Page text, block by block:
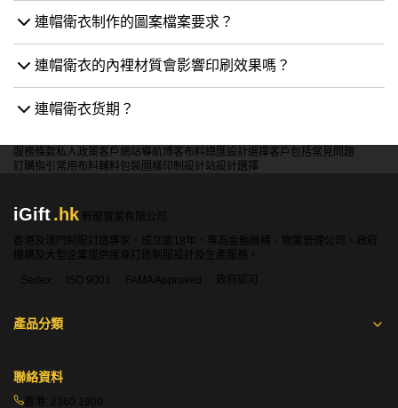
連帽衛衣制作的圖案檔案要求？
連帽衛衣的內裡材質會影響印刷效果嗎？
連帽衛衣货期？
服務條款私人政策客戶 網站導航博客布料總匯設計選擇客戶包括常見問題
訂購指引 常用布料輔料包裝 圖樣印制 設計站設計選擇
iGift.hk
軒龍實業有限公司
香港及澳門制服訂造專家，成立逾18年，專為金融機構、物業管理公司、政府
機構及大型企業提供度身訂造制服設計及生產服務。
Sedex
ISO 9001 FAMA Approved 政府認可
產品分類
聯絡資料
香港: 2360 1900